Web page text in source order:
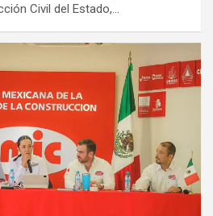
Civil del Estado,…